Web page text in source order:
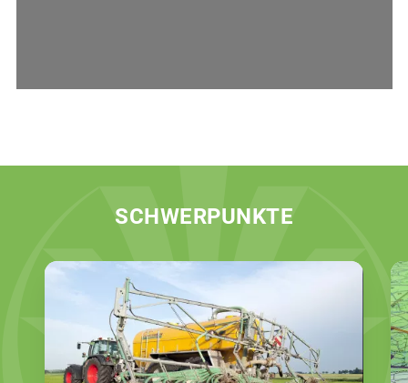
SCHWERPUNKTE